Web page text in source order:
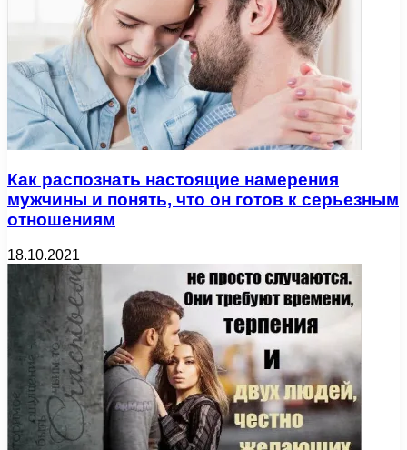
Как распознать настоящие намерения
мужчины и понять, что он готов к серьезным
отношениям
18.10.2021